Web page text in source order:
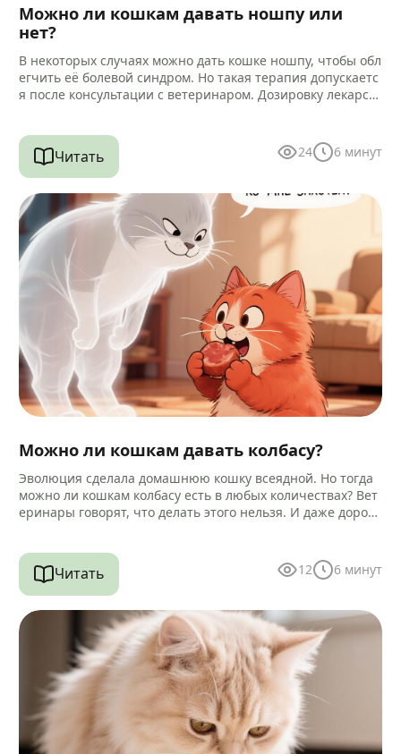
Можно ли кошкам давать ношпу или
нет?
В некоторых случаях можно дать кошке ношпу, чтобы обл
егчить её болевой синдром. Но такая терапия допускаетс
я после консультации с ветеринаром. Дозировку лекарст
Читать 24 6 минут
Можно ли кошкам давать колбасу?
Эволюция сделала домашнюю кошку всеядной. Но тогда
можно ли кошкам колбасу есть в любых количествах? Вет
еринары говорят, что делать этого нельзя. И даже дороги
Читать 12 6 минут